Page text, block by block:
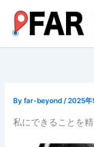
ス
Byfar-beyond/2025年
私にできることを